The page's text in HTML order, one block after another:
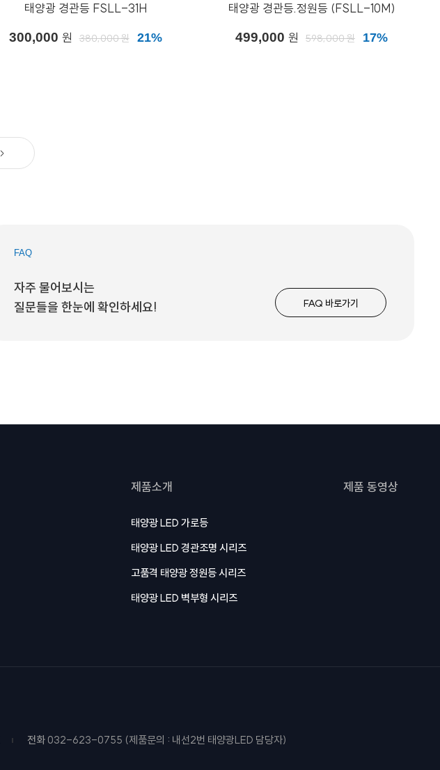
태양광 경관등 FSLL-31H
300,000 원 380,000 원 21%
태양광 경관등.정원등 (FSLL-10M)
499,000 원 598,000 원 17%
FAQ
자주 물어보시는
질문들을 한눈에 확인하세요!
FAQ 바로가기
제품소개
태양광 LED 가로등
태양광 LED 경관조명 시리즈
고품격 태양광 정원등 시리즈
태양광 LED 벽부형 시리즈
제품 동영상
전화 032-623-0755 (제품문의 : 내선2번 태양광LED 담당자)